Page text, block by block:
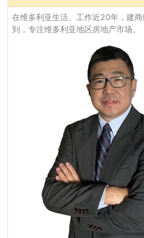
在维多利亚生活、工作近20年，建
到，专注维多利亚地区房地产市场。